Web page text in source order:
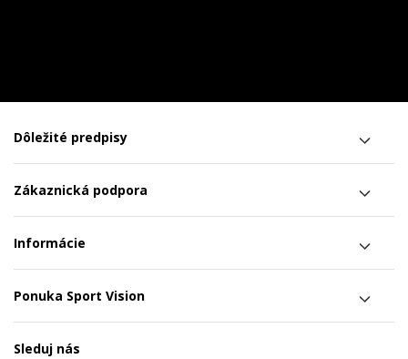
Dôležité predpisy
Zákaznická podpora
Informácie
Ponuka Sport Vision
Sleduj nás